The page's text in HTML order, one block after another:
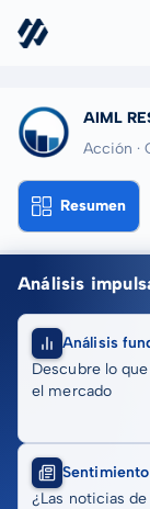
AIML
Acción ·
Resumen
Análisis
Análisis
Descubre lo
el mercado
¿Las noticias